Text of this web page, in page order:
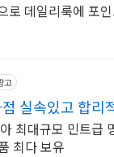
로 데일리룩에 포
고
실속있고 합리
모 민트급 명품전문
제품 최다 보유